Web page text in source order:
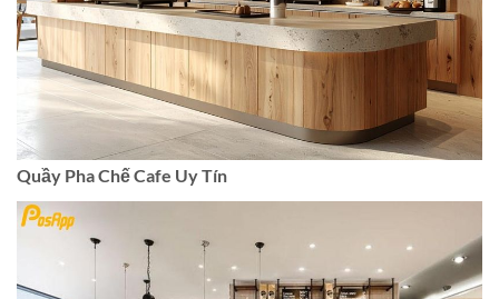
Quầy Pha Chế Cafe Uy Tín